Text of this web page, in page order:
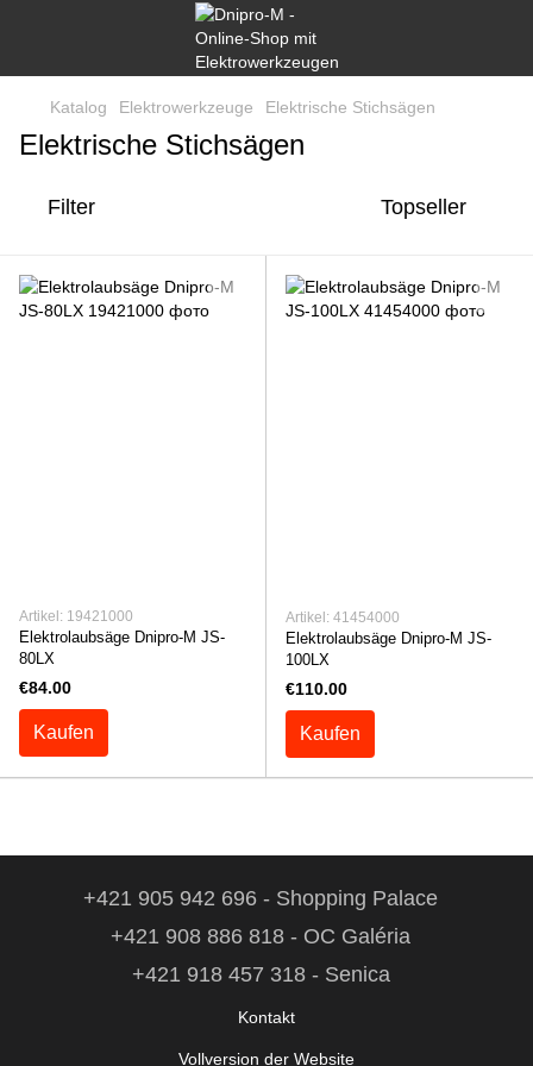
Katalog Elektrowerkzeuge Elektrische Stichsägen
Elektrische Stichsägen
Filter Topseller
Artikel: 19421000
Elektrolaubsäge Dnipro-M JS-
80LX
€84.00
Kaufen
Artikel: 41454000
Elektrolaubsäge Dnipro-M JS-
100LX
€110.00
Kaufen
+421 905 942 696 - Shopping Palace
+421 908 886 818 - OC Galéria
+421 918 457 318 - Senica
Kontakt
Vollversion der Website